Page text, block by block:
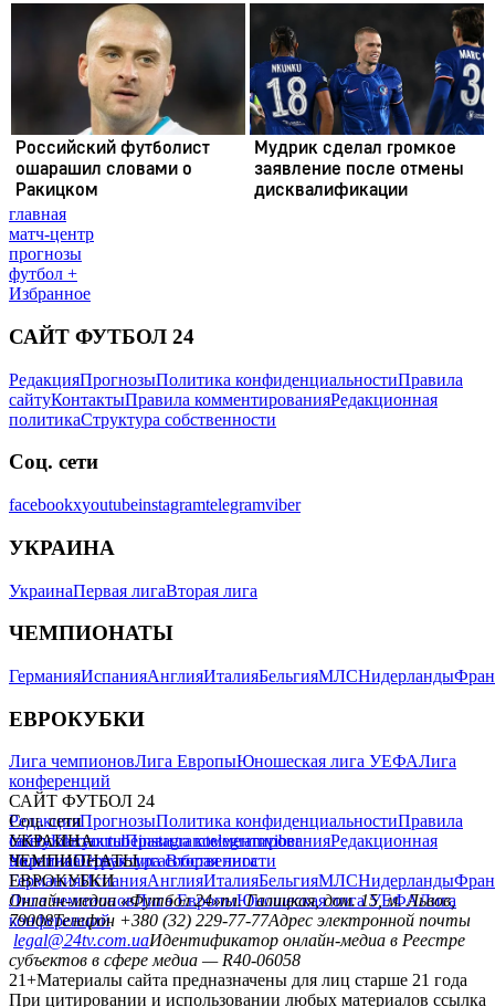
главная
матч-центр
прогнозы
футбол +
Избранное
САЙТ ФУТБОЛ 24
РедакцияПрогнозыПолитика конфиденциальностиПравила
сайтуКонтактыПравила комментированияРедакционная
политикаСтруктура собственности
Соц. сети
facebookxyoutubeinstagramtelegramviber
УКРАИНА
УкраинаПервая лигаВторая лига
ЧЕМПИОНАТЫ
ГерманияИспанияАнглияИталияБельгияМЛСНидерланды
ЕВРОКУБКИ
Лига чемпионовЛига ЕвропыЮношеская лига УЕФАЛига
конференций
САЙТ ФУТБОЛ 24
РедакцияПрогнозыПолитика конфиденциальностиПравила
сайтуКонтактыПравила комментированияРедакционная
политикаСтруктура собственности
Соц. сети
facebookxyoutubeinstagramtelegramviber
УКРАИНА
УкраинаПервая лигаВторая лига
ЧЕМПИОНАТЫ
ГерманияИспанияАнглияИталияБельгияМЛСНидерланды
ЕВРОКУБКИ
Лига чемпионовЛига ЕвропыЮношеская лига УЕФАЛига
конференций
Онлайн-медиа «Футбол 24»пл. Галицкая, дом. 15, м. Львов,
79008Телефон +380 (32) 229-77-77Адрес электронной почты
legal@24tv.com.uaИдентификатор онлайн-медиа в Реестре
субъектов в сфере медиа — R40-06058
21+Материалы сайта предназначены для лиц старше 21 года
При цитировании и использовании любых материалов ссылка